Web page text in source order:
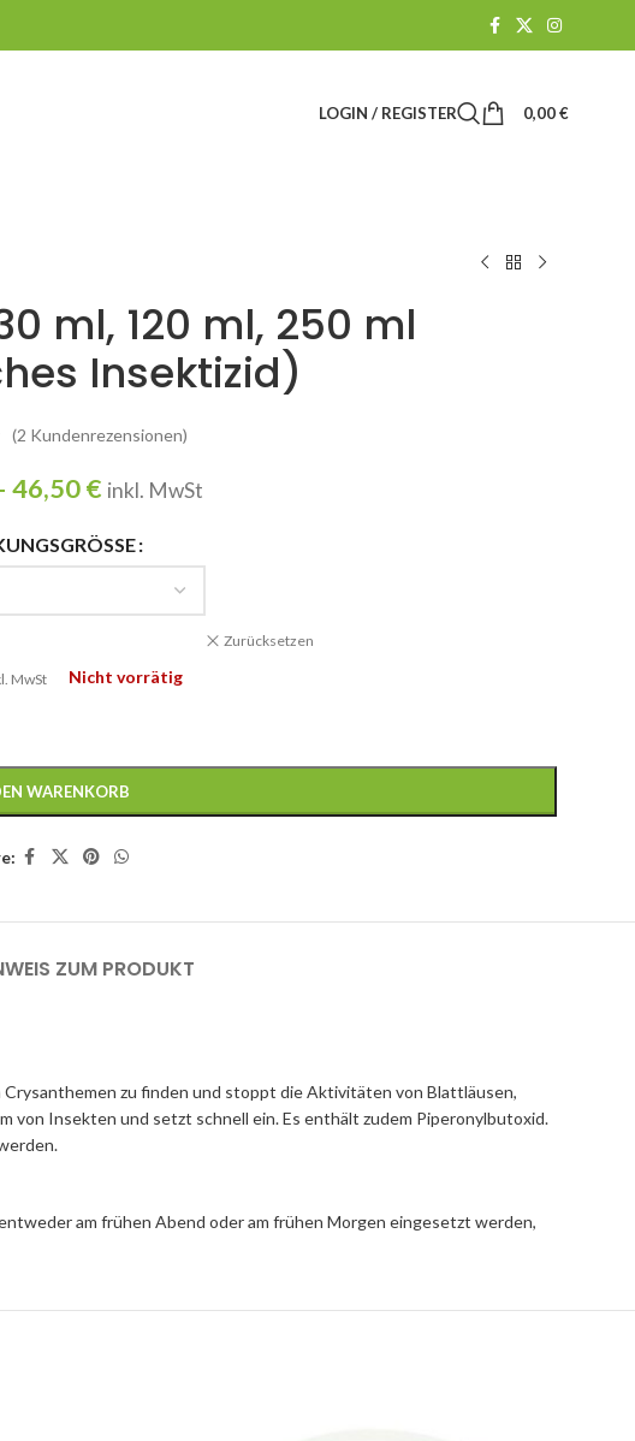
LOGIN / REGISTER 0,00€
ml, 120 ml, 250 ml
Insektizid)
(2 Kundenrezensionen)
46,50€ inkl. MwSt
Zurücksetzen
MwSt Nicht vorrätig
WARENKORB
ZUM PRODUKT
zu finden und stoppt die Aktivitäten von Blattläusen,
von Insekten und setzt schnell ein.Es enthält zudem Piperonylbutoxid.
am frühen Abend oder am frühen Morgen eingesetzt werden,